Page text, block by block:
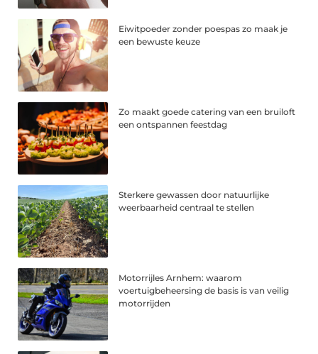
Eiwitpoeder zonder poespas zo maak je
een bewuste keuze
Zo maakt goede catering van een bruiloft
een ontspannen feestdag
Sterkere gewassen door natuurlijke
weerbaarheid centraal te stellen
Motorrijles Arnhem: waarom
voertuigbeheersing de basis is van veilig
motorrijden